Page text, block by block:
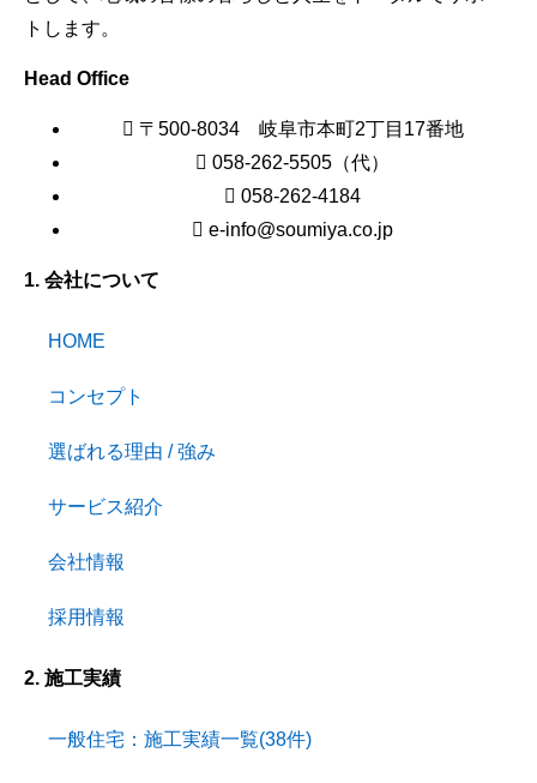
トします。
Head Office
〒500-8034 岐阜市本町2丁目17番地
058-262-5505（代）
058-262-4184
e-info@soumiya.co.jp
1. 会社について
HOME
コンセプト
選ばれる理由 / 強み
サービス紹介
会社情報
採用情報
2. 施工実績
一般住宅：施工実績一覧(38件)